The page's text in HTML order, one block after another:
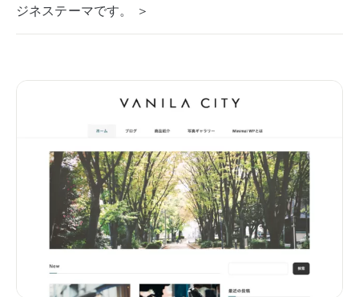
ジネステーマです。 ＞